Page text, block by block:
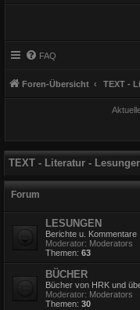
FAQ
Foren-Übersicht TEXT -
TEXT - Literatur -
Forum
LESUNGEN
Berichte u. Kommentare
Moderator: Moderators
Themen: 63
BÜCHER
Bücher von HRK und
Moderator: Moderators
Themen: 30